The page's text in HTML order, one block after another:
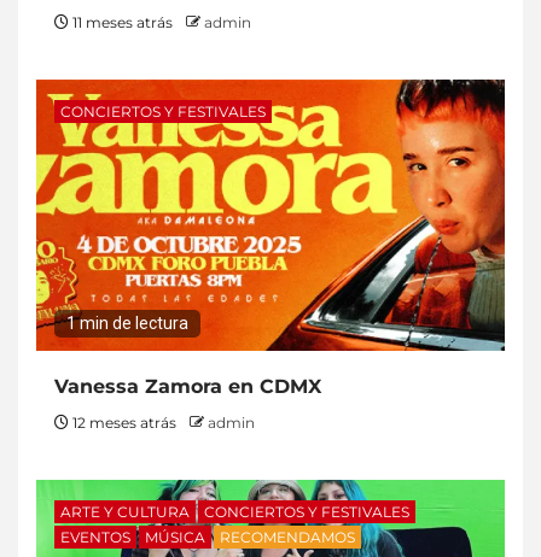
11 meses atrás admin
CONCIERTOS Y FESTIVALES
1 min de lectura
Vanessa Zamora en CDMX
12 meses atrás admin
ARTE Y CULTURA
CONCIERTOS Y FESTIVALES
EVENTOS
MÚSICA RECOMENDAMOS